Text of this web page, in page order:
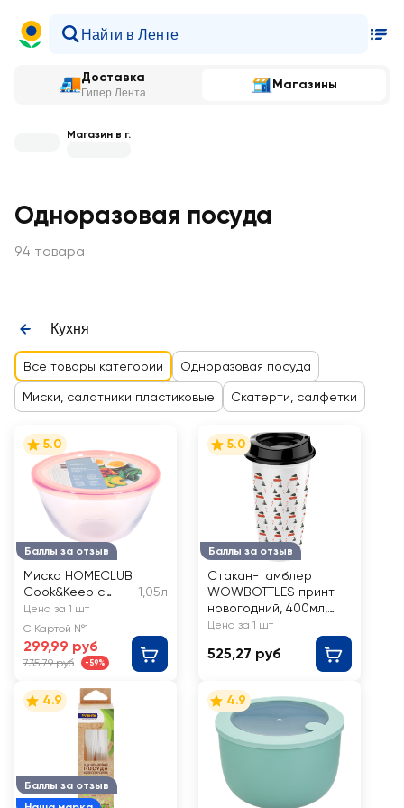
Доставка
Гипер Лента
Магазины
Магазин в г.
Одноразовая посуда
94 товара
Кухня
Все товары категории Одноразовая посуда
Миски, салатники пластиковые Скатерти, салфетки
Баллы за отзыв
5.0
Миска HOMECLUB
Cook&Keep с
крышкой,
жаропрочное
стекло, 1.05л, Арт.
Zb11
1,05л
Цена за 1 шт
С Картой №1
299,99 руб
735,79 руб -59%
Баллы за отзыв
5.0
Стакан-тамблер
WOWBOTTLES принт
новогодний, 400мл,
Арт. Арт. КК3644
Цена за 1 шт
525,27 руб
Баллы за отзыв
4.9 4.9